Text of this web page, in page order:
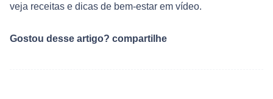
veja receitas e dicas de bem-estar em vídeo.
Gostou desse artigo? compartilhe